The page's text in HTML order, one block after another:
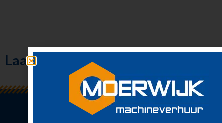
Metaalbewerking
Diversen
Nieuw in ons
Laatst bekeken